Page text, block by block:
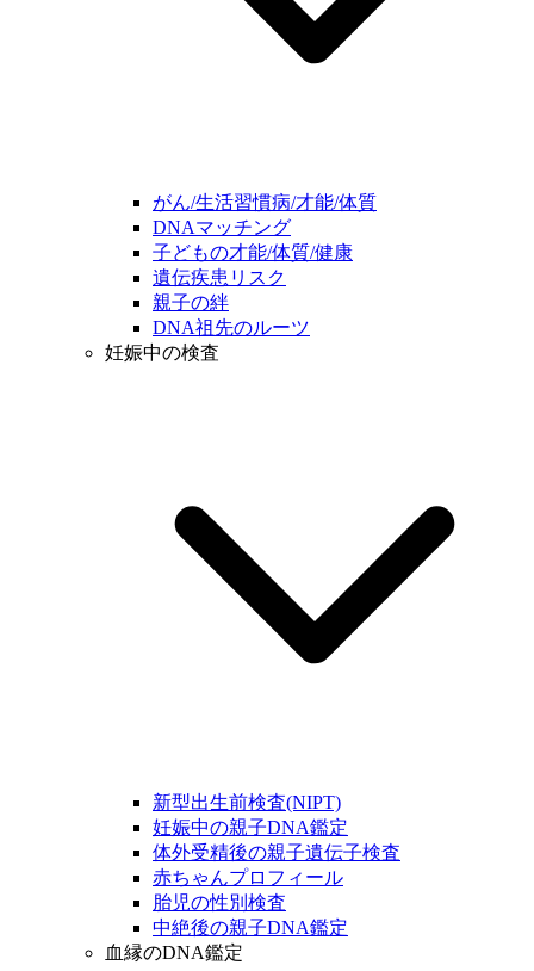
がん/生活習慣病/才能/体質
DNAマッチング
子どもの才能/体質/健康
遺伝疾患リスク
親子の絆
DNA祖先のルーツ
妊娠中の検査
新型出生前検査(NIPT)
妊娠中の親子DNA鑑定
体外受精後の親子遺伝子検査
赤ちゃんプロフィール
胎児の性別検査
中絶後の親子DNA鑑定
血縁のDNA鑑定